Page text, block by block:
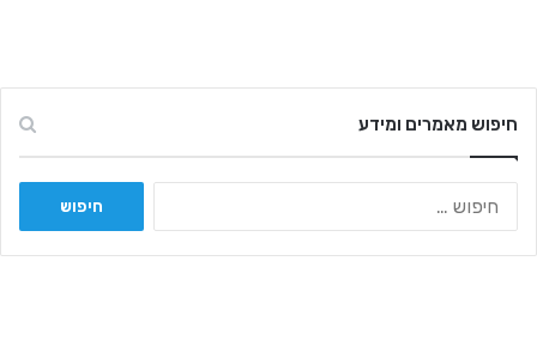
חיפוש מאמרים ומידע